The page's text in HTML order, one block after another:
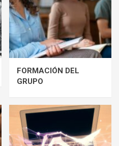
FORMACIÓN DEL
GRUPO